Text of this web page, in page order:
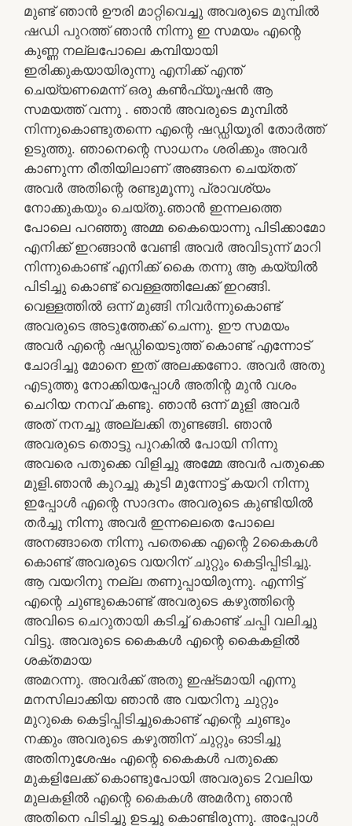
മുണ്ട് ഞാൻ ഊരി മാറ്റിവെച്ചു അവരുടെ മുമ്പിൽ
ഷഡി പുറത്ത് ഞാൻ നിന്നു ഇ സമയം എന്റെ
കുണ്ണ നല്ലപോലെ കമ്പിയായി
ഇരിക്കുകയായിരുന്നു എനിക്ക് എന്ത്
ചെയ്യണമെന്ന് ഒരു കൺഫ്യൂഷൻ ആ
സമയത്ത് വന്നു . ഞാൻ അവരുടെ മുമ്പിൽ
നിന്നുകൊണ്ടുതന്നെ എന്റെ ഷഡ്ഡിയൂരി തോർത്ത്
ഉടുത്തു. ഞാനെന്റെ സാധനം ശരിക്കും അവർ
കാണുന്ന രീതിയിലാണ് അങ്ങനെ ചെയ്തത്
അവർ അതിന്റെ രണ്ടുമൂന്നു പ്രാവശ്യം
നോക്കുകയും ചെയ്തു.ഞാൻ ഇന്നലത്തെ
പോലെ പറഞ്ഞു അമ്മ കൈയൊന്നു പിടിക്കാമോ
എനിക്ക് ഇറങ്ങാൻ വേണ്ടി അവർ അവിടുന്ന് മാറി
നിന്നുകൊണ്ട് എനിക്ക് കൈ തന്നു ആ കയ്യിൽ
പിടിച്ചു കൊണ്ട് വെള്ളത്തിലേക്ക് ഇറങ്ങി.
വെള്ളത്തിൽ ഒന്ന് മുങ്ങി നിവർന്നുകൊണ്ട്
അവരുടെ അടുത്തേക്ക് ചെന്നു. ഈ സമയം
അവർ എന്റെ ഷഡ്ഡിയെടുത്ത് കൊണ്ട് എന്നോട്
ചോദിച്ചു മോനെ ഇത് അലക്കണോ. അവർ അതു
എടുത്തു നോക്കിയപ്പോൾ അതിന്റ മുൻ വശം
ചെറിയ നനവ് കണ്ടു. ഞാൻ ഒന്ന് മുളി അവർ
അത് നനച്ചു അല്ലക്കി തുണ്ടങ്ങി. ഞാൻ
അവരുടെ തൊട്ടു പുറകിൽ പോയി നിന്നു
അവരെ പതുക്കെ വിളിച്ചു അമ്മേ അവർ പതുക്കെ
മുളി.ഞാൻ കുറച്ചു കൂടി മുന്നോട്ട് കയറി നിന്നു
ഇപ്പോൾ എന്റെ സാദനം അവരുടെ കുണ്ടിയിൽ
തർച്ചു നിന്നു അവർ ഇന്നലെതെ പോലെ
അനങ്ങാതെ നിന്നു പതെക്കെ എന്റെ 2കൈകൾ
കൊണ്ട് അവരുടെ വയറിന് ചുറ്റും കെട്ടിപ്പിടിച്ചു.
ആ വയറിനു നല്ല തണുപ്പായിരുന്നു. എന്നിട്ട്
എന്റെ ചുണ്ടുകൊണ്ട് അവരുടെ കഴുത്തിന്റെ
അവിടെ ചെറുതായി കടിച്ച് കൊണ്ട് ചപ്പി വലിച്ചു
വിട്ടു. അവരുടെ കൈകൾ എന്റെ കൈകളിൽ
ശക്തമായ
അമറന്നു. അവർക്ക് അതു ഇഷ്‌ടമായി എന്നു
മനസിലാക്കിയ ഞാൻ അ വയറിനു ചുറ്റും
മുറുകെ കെട്ടിപ്പിടിച്ചുകൊണ്ട് എന്റെ ചുണ്ടും
നക്കും അവരുടെ കഴുത്തിന് ചുറ്റും ഓടിച്ചു
അതിനുശേഷം എന്റെ കൈകൾ പതുക്കെ
മുകളിലേക്ക് കൊണ്ടുപോയി അവരുടെ 2വലിയ
മുലകളിൽ എന്റെ കൈകൾ അമർനു ഞാൻ
അതിനെ പിടിച്ചു ഉടച്ചു കൊണ്ടിരുന്നു. അപ്പോൾ